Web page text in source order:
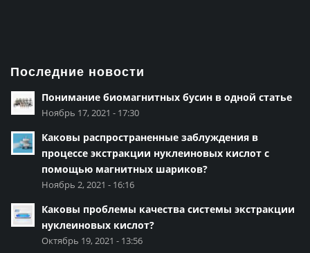
Последние новости
Понимание биомагнитных бусин в одной статье
Ноябрь 17, 2021 - 17:30
Каковы распространенные заблуждения в
процессе экстракции нуклеиновых кислот с
помощью магнитных шариков?
Ноябрь 2, 2021 - 16:16
Каковы проблемы качества системы экстракции
нуклеиновых кислот?
Октябрь 19, 2021 - 13:56